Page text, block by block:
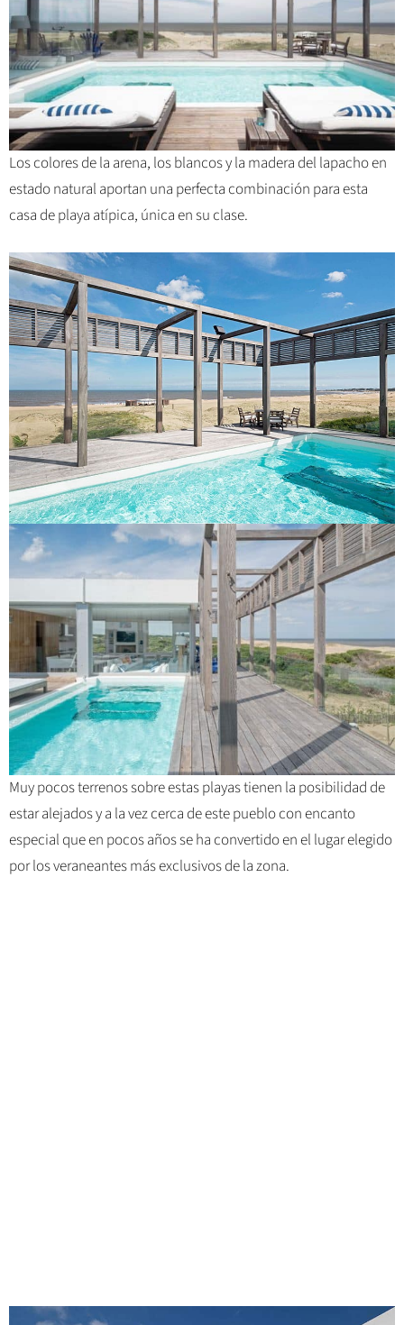
Los colores de la arena, los blancos y la madera del lapacho en
estado natural aportan una perfecta combinación para esta
casa de playa atípica, única en su clase.
Muy pocos terrenos sobre estas playas tienen la posibilidad de
estar alejados y a la vez cerca de este pueblo con encanto
especial que en pocos años se ha convertido en el lugar elegido
por los veraneantes más exclusivos de la zona.